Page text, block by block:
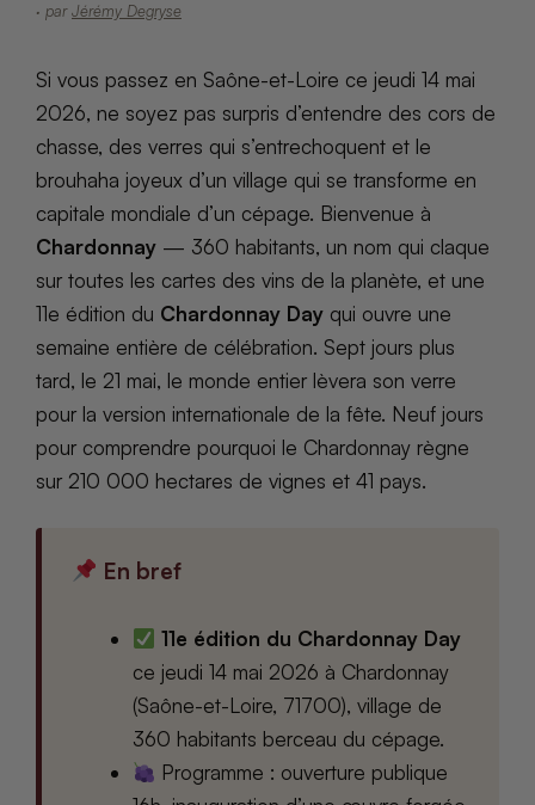
· parJérémy Degryse
Si vous passez en Saône-et-Loire ce jeudi 14 mai
2026, ne soyez pas surpris d’entendre des cors de
chasse, des verres qui s’entrechoquent et le
brouhaha joyeux d’un village qui se transforme en
capitale mondiale d’un cépage. Bienvenue à
Chardonnay — 360 habitants, un nom qui claque
sur toutes les cartes des vins de la planète, et une
11e édition du Chardonnay Day qui ouvre une
semaine entière de célébration. Sept jours plus
tard, le 21 mai, le monde entier lèvera son verre
pour la version internationale de la fête. Neuf jours
pour comprendre pourquoi le Chardonnay règne
sur 210 000 hectares de vignes et 41 pays.
En bref
11e édition du Chardonnay Day
ce jeudi 14 mai 2026 à Chardonnay
(Saône-et-Loire, 71700), village de
360 habitants berceau du cépage.
Programme : ouverture publique